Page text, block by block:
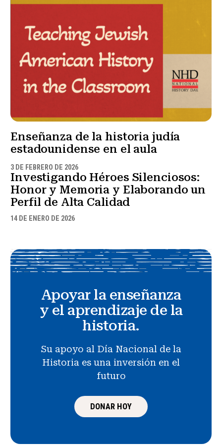
Enseñanza de la historia judía
estadounidense en el aula
3 DE FEBRERO DE 2026
Investigando Héroes Silenciosos:
Honor y Memoria y Elaborando un
Perfil de Alta Calidad
14 DE ENERO DE 2026
Apoyar la enseñanza
y el aprendizaje de la
historia.
Su apoyo al Día Nacional de la
Historia es una inversión en el
futuro
DONAR HOY